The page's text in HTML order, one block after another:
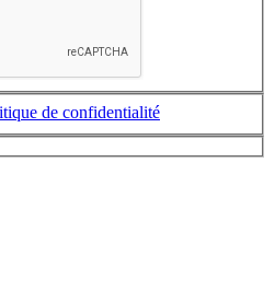
de confidentialité